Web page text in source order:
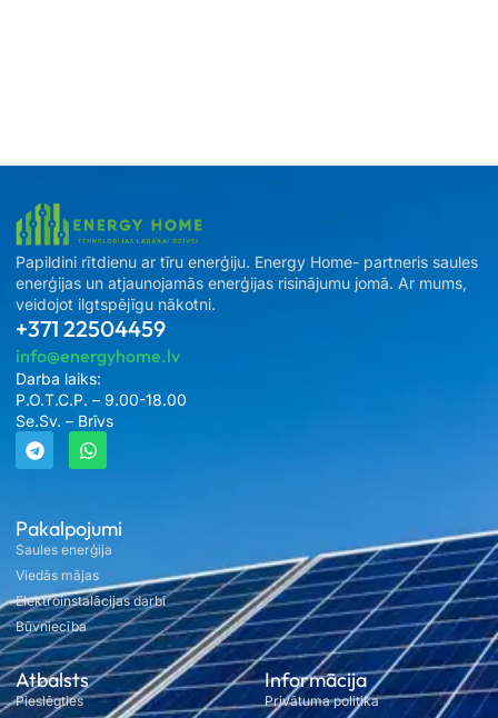
Pakalpojumi
Saules enerģija
Viedās mājas
Elektroinstalācijas darbi
Būvniecība
Atbalsts
Pieslēgties
Informācija
Privātuma politika
Papildini rītdienu ar tīru enerģiju. Energy Home- partneris saules
enerģijas un atjaunojamās enerģijas risinājumu jomā. Ar mums,
veidojot ilgtspējīgu nākotni.
+371 22504459
info@energyhome.lv
Darba laiks:
P.O.T.C.P. – 9.00-18.00
Se.Sv. – Brīvs